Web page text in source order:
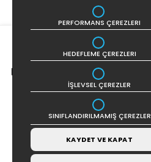
PERFORMANS ÇEREZLERI
HEDEFLEME ÇEREZLERI
İŞLEVSEL ÇEREZLER
SINIFLANDIRILMAMIŞ ÇEREZLER
KAYDET VE KAPAT